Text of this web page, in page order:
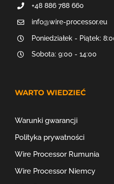
+48 886 788 660
info@wire-processor.eu
Poniedziałek - Piątek:
Sobota: 9:00 - 14:00
WARTO WIEDZIEĆ
Warunki gwarancji
Polityka prywatności
Wire Processor Rumunia
Wire Processor Niemcy